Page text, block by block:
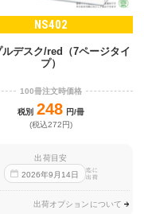
NS402
ルデスク/red（7ページタイ
プ）
100冊注文時価格
税別 248 円/冊
(税込272円)
出荷目安
2026年9 月14日
迄に
出荷
出荷オプションについて